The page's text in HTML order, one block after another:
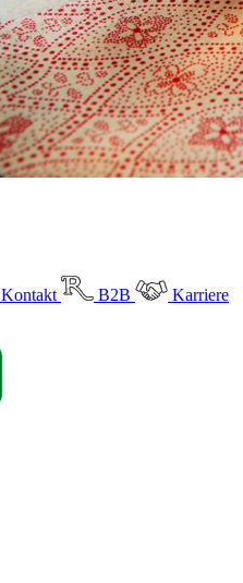
Kontakt B2B Karriere